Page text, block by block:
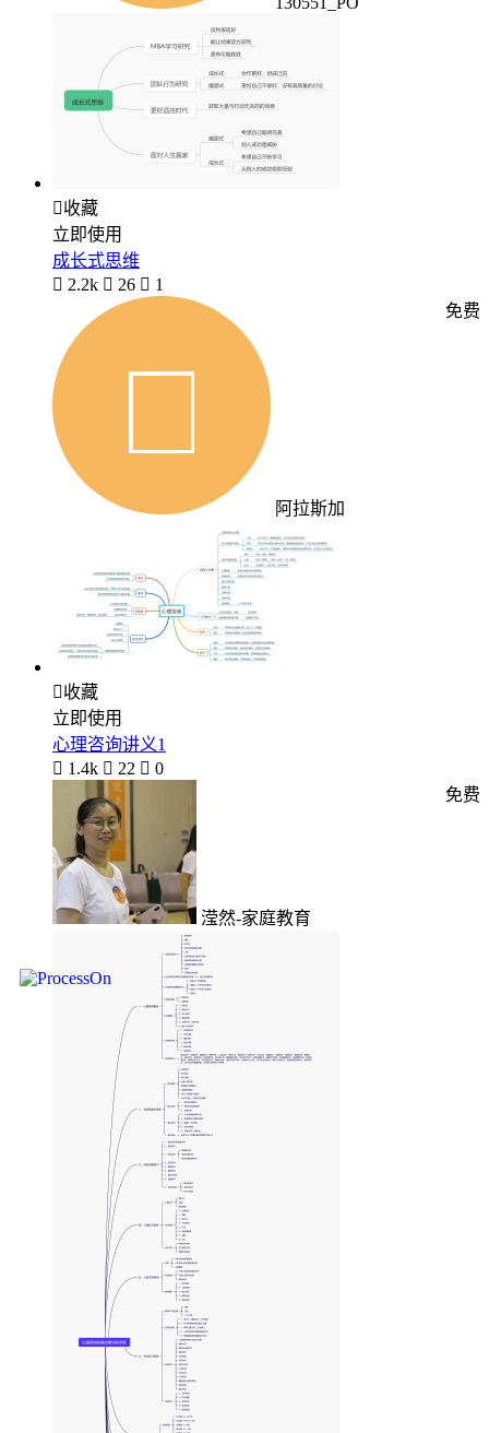
收藏
立即使用
成长式思维
 2.2k  26  1
阿拉斯加
免费
收藏
立即使用
心理咨询讲义1
 1.4k  22  0
滢然-家庭教育
免费